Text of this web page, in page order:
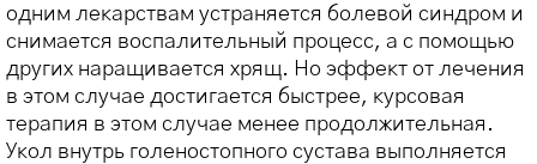
одним лекарствам устраняется болевой синдром и
снимается воспалительный процесс, а с помощью
других наращивается хрящ. Но эффект от лечения
в этом случае достигается быстрее, курсовая
терапия в этом случае менее продолжительная.
Укол внутрь голеностопного сустава выполняется